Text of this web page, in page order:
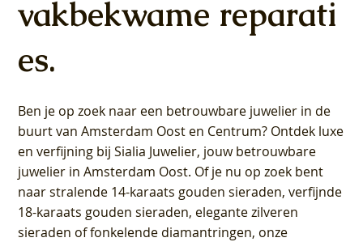
vakbekwame reparati
es.
Ben je op zoek naar een betrouwbare juwelier in de
buurt van Amsterdam Oost en Centrum? Ontdek luxe
en verfijning bij Sialia Juwelier, jouw betrouwbare
juwelier in Amsterdam Oost. Of je nu op zoek bent
naar stralende 14-karaats gouden sieraden, verfijnde
18-karaats gouden sieraden, elegante zilveren
sieraden of fonkelende diamantringen, onze